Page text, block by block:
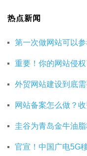
热点新闻
第一次做网站可以参
重要！你的网站侵权
网站备案怎么做？
圭谷为青岛金牛油
官宣！中国广电5G